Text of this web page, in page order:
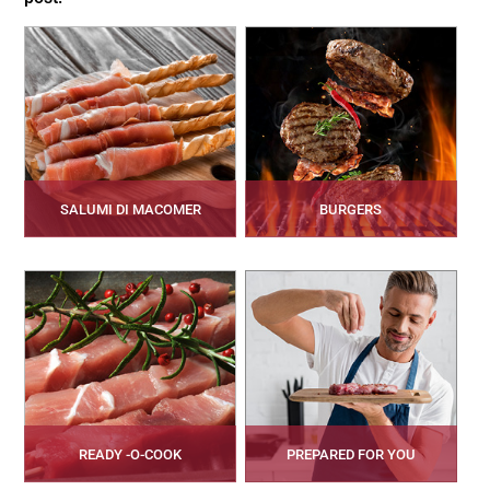
SALUMI DI MACOMER BURGERS
READY -O-COOK PREPARED FOR YOU